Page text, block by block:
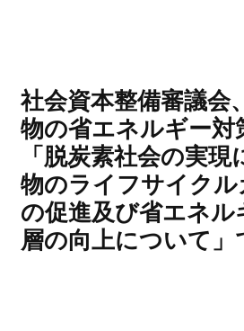
社会資本整備審議会
物の省エネルギー対
「脱炭素社会の実
物のライフサイク
の促進及び省エネル
層の向上について」